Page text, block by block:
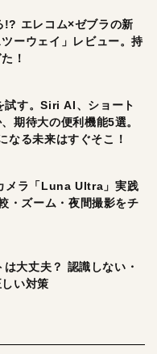
エレコム×ゼブラの新
ーウェイ」レビュー。持
！
試す。Siri AI、ショート
期待大の便利機能5選。
る未来はすぐそこ！
メラ「Luna Ultra」実践
・ズーム・夜間撮影をチ
大丈夫？ 認識しない・
い対策